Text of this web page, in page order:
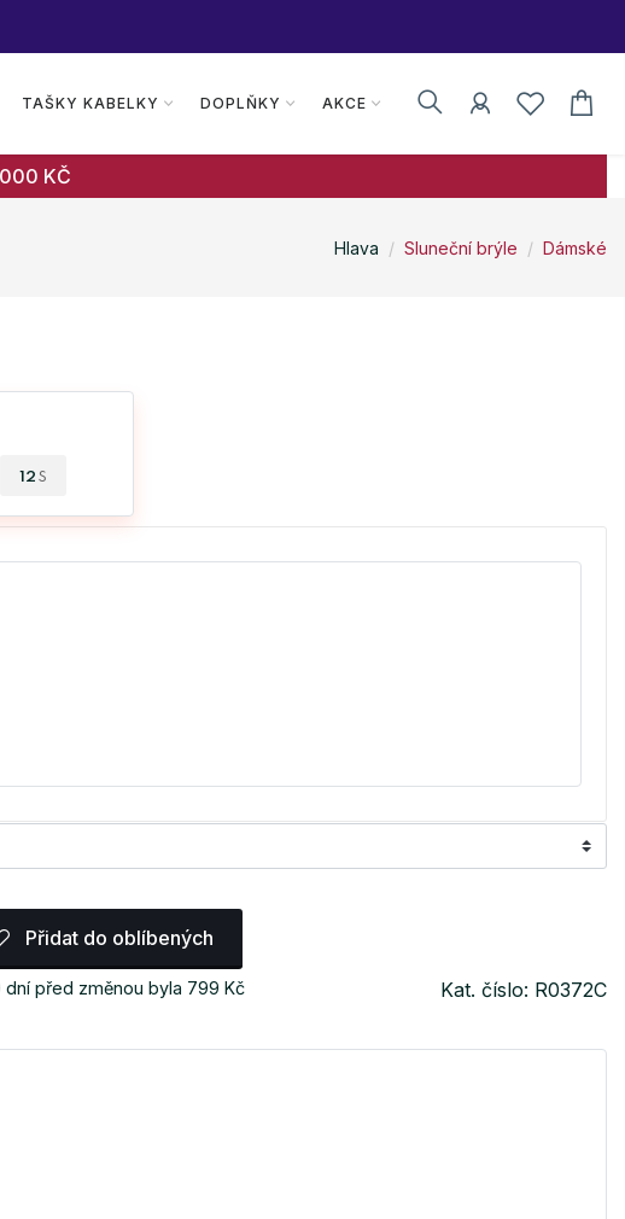
TAŠKY KABELKY DOPLŇKY AKCE
KČ
Hlava Sluneční brýle Dámské
11 S
Přidat do oblíbených
před změnou byla 799 Kč Kat. číslo: R0372C